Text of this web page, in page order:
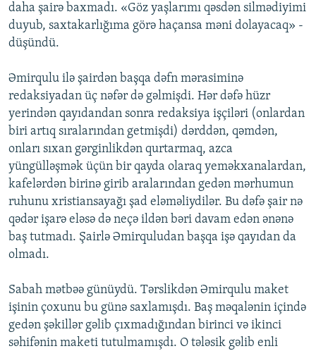
daha şairə baxmadı. «Göz yaşlarımı qəsdən silmədiyimi
duyub, saxtakarlığıma görə haçansa məni dolayacaq» -
düşündü.
Əmirqulu ilə şairdən başqa dəfn mərasiminə
redaksiyadan üç nəfər də gəlmişdi. Hər dəfə hüzr
yerindən qayıdandan sonra redaksiya işçiləri (onlardan
biri artıq sıralarından getmişdi) dərddən, qəmdən,
onları sıxan gərginlikdən qurtarmaq, azca
yüngülləşmək üçün bir qayda olaraq yeməkxanalardan,
kafelərdən birinə girib aralarından gedən mərhumun
ruhunu xristiansayağı şad eləməliydilər. Bu dəfə şair nə
qədər işarə eləsə də neçə ildən bəri davam edən ənənə
baş tutmadı. Şairlə Əmirquludan başqa işə qayıdan da
olmadı.
Sabah mətbəə günüydü. Tərslikdən Əmirqulu maket
işinin çoxunu bu günə saxlamışdı. Baş məqalənin içində
gedən şəkillər gəlib çıxmadığından birinci və ikinci
səhifənin maketi tutulmamışdı. O tələsik gəlib enli